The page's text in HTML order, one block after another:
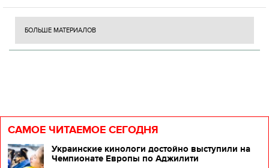
БОЛЬШЕ МАТЕРИАЛОВ
САМОЕ ЧИТАЕМОЕ СЕГОДНЯ
Украинские кинологи достойно выступили на
Чемпионате Европы по Аджилити